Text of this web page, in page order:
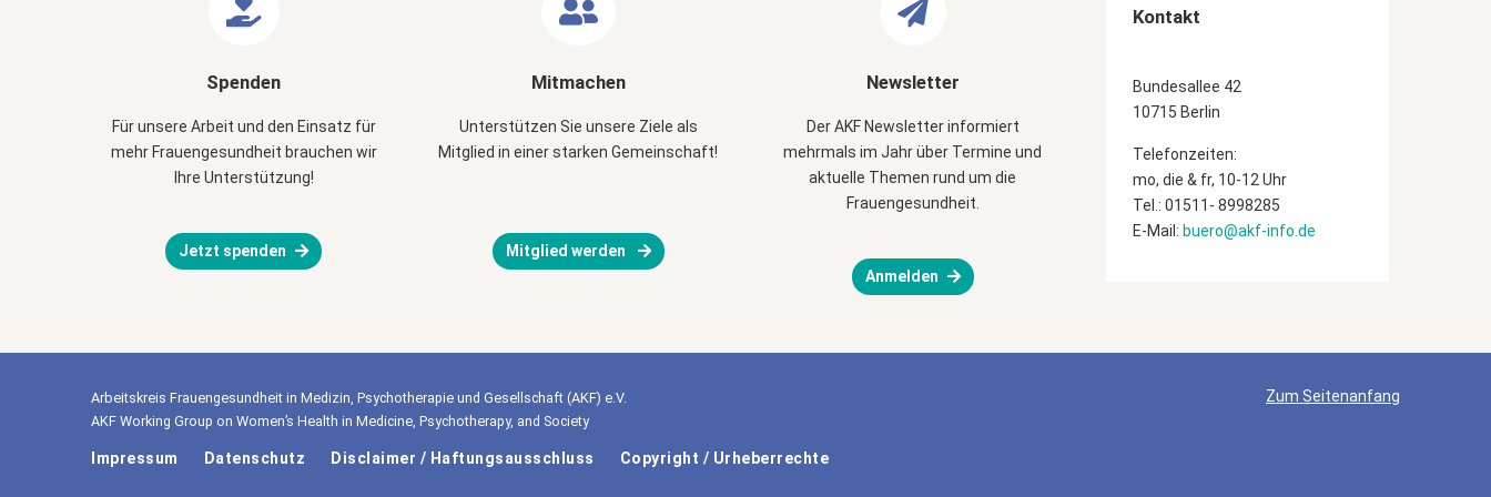
Spenden
Für unsere Arbeit und den Einsatz für
mehr Frauengesundheit brauchen wir
Ihre Unterstützung!
Jetzt spenden
Mitmachen
Unterstützen Sie unsere Ziele als
Mitglied in einer starken Gemeinschaft!
Mitglied werden
Newsletter
Der AKF Newsletter informiert
mehrmals im Jahr über Termine und
aktuelle Themen rund um die
Frauengesundheit.
Anmelden
Kontakt
Bundesallee 42
10715 Berlin
Telefonzeiten:
mo, die & fr, 10-12 Uhr
Tel.: 01511- 8998285
E-Mail: buero@akf-info.de
Arbeitskreis Frauengesundheit in Medizin, Psychotherapie und Gesellschaft (AKF) e.V.
AKF Working Group on Women’s Health in Medicine, Psychotherapy, and Society
Zum Seitenanfang
Impressum Datenschutz Disclaimer / Haftungsausschluss Copyright / Urheberrechte